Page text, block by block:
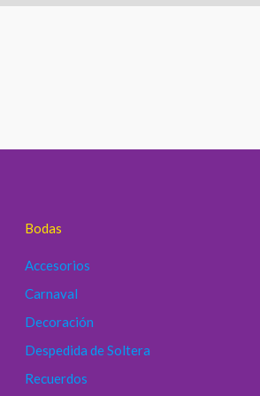
Bodas
Accesorios
Carnaval
Decoración
Despedida de Soltera
Recuerdos